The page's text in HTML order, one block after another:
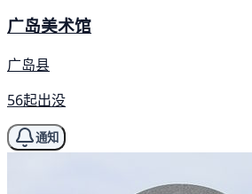
广岛美术馆
广岛县
56起出没
通知